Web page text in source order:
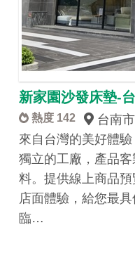
新家園沙發床墊-
熱度 142
台南市
來自台灣的美好體
獨立的工廠，產品
料。提供線上商品
店面體驗，給您最
臨…